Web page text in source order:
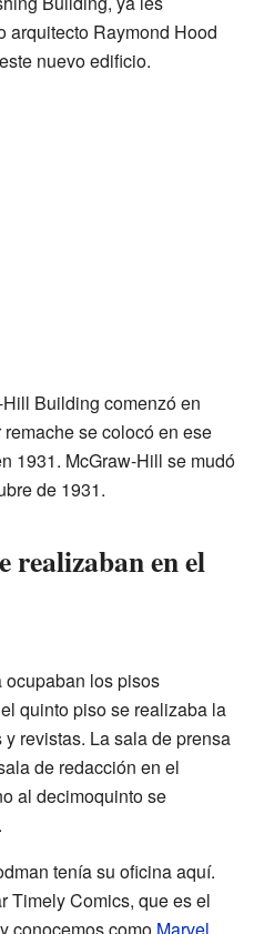
arquitecto Raymond Hood
nuevo edificio.
Building comenzó en
se colocó en ese
1931. McGraw-Hill se mudó
de 1931.
realizaban en el
ocupaban los pisos
quinto piso se realizaba la
revistas. La sala de prensa
de redacción en el
al decimoquinto se
tenía su oficina aquí.
Timely Comics, que es el